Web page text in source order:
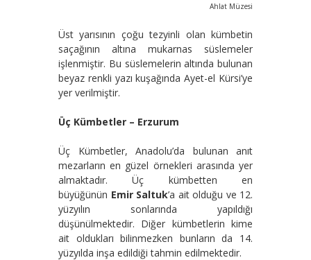
Ahlat Müzesi
Üst yarısının çoğu tezyinli olan kümbetin
saçağının altına mukarnas süslemeler
işlenmiştir. Bu süslemelerin altında bulunan
beyaz renkli yazı kuşağında Ayet-el Kürsi’ye
yer verilmiştir.
Üç Kümbetler – Erzurum
Üç Kümbetler, Anadolu’da bulunan anıt
mezarların en güzel örnekleri arasında yer
almaktadır. Üç kümbetten en
büyüğünün Emir Saltuk’a ait olduğu ve 12.
yüzyılın sonlarında yapıldığı
düşünülmektedir. Diğer kümbetlerin kime
ait oldukları bilinmezken bunların da 14.
yüzyılda inşa edildiği tahmin edilmektedir.